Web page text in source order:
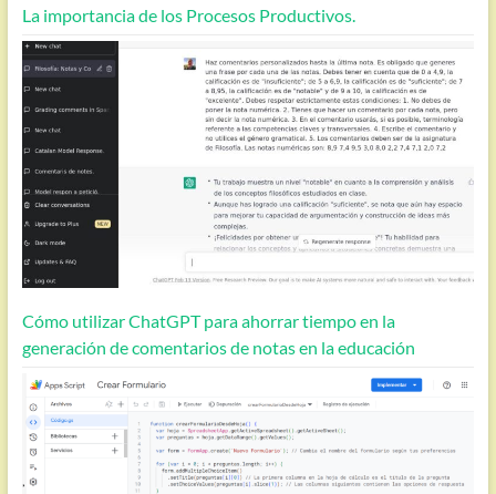
La importancia de los Procesos Productivos.
Cómo utilizar ChatGPT para ahorrar tiempo en la
generación de comentarios de notas en la educación